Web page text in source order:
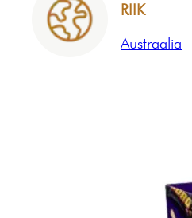
RIIK
Austraalia